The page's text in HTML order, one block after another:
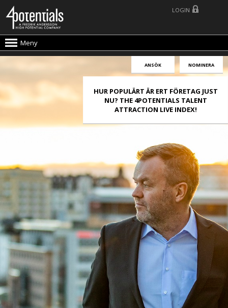
Meny
LOGIN
ANSÖK NOMINERA
HUR POPULÄRT ÄR ERT FÖRETAG JUST
NU? THE 4POTENTIALS TALENT
ATTRACTION LIVE INDEX!